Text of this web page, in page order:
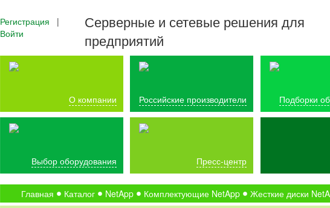
Регистрация |
Войти
Серверные и сетевые решения для
предприятий
О компании Российские производители Подборки
Выбор оборудования Пресс-центр
Главная Каталог NetApp Комплектующие NetApp Жесткие диски